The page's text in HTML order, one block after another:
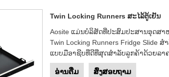
Twin Locking Runners ສະໄລ້ຕູ້ເຢັນ
Aosite ແມ່ນບໍລິສັດທີ່ປະສົມປະສານອຸດສ
Twin Locking Runners Fridge Slide
ແບບມືອາຊີບທີ່ດີທີ່ສຸດສໍາລັບລູກຄ້າດ້ວຍລາ
ອ່ານ​ຕື່ມ ສົ່ງສອບຖາມ